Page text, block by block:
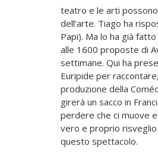
teatro e le arti possono
dell’arte. Tiago ha
Papi). Ma lo ha già
alle 1600 proposte di
settimane. Qui ha
Euripide per
produzione della
girerà un sacco in
perdere che ci muove
vero e proprio
questo spettacolo.